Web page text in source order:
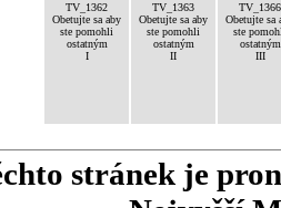
TV_1362
Obetujte sa aby
ste pomohli
ostatným
I
TV_1363
Obetujte sa aby
ste pomohli
ostatným
II
TV_1366
Obetujte sa
ste
ostatným
III
stránek je